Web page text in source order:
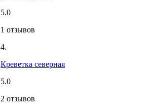
5.0
1 отзывов
4.
Креветка северная
5.0
2 отзывов